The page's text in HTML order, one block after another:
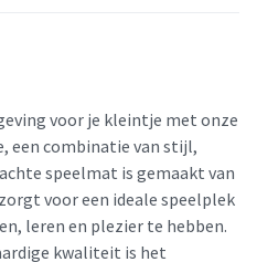
voor je kleintje met onze
een combinatie van stijl,
speelmat is gemaakt van
voor een ideale speelplek
leren en plezier te hebben.
kwaliteit is het